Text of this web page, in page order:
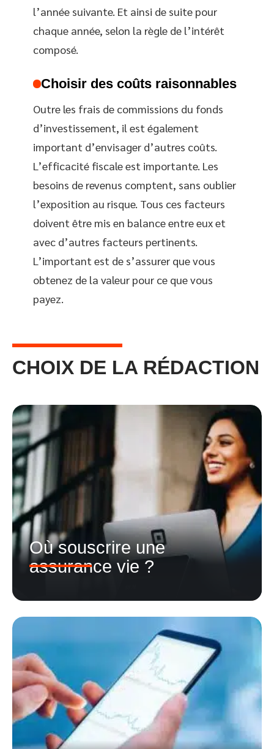
l’année suivante. Et ainsi de suite pour
chaque année, selon la règle de l’intérêt
composé.
Choisir des coûts raisonnables
Outre les frais de commissions du fonds
d’investissement, il est également
important d’envisager d’autres coûts.
L’efficacité fiscale est importante. Les
besoins de revenus comptent, sans oublier
l’exposition au risque. Tous ces facteurs
doivent être mis en balance entre eux et
avec d’autres facteurs pertinents.
L’important est de s’assurer que vous
obtenez de la valeur pour ce que vous
payez.
CHOIX DE LA RÉDACTION
Où souscrire une
assurance vie ?